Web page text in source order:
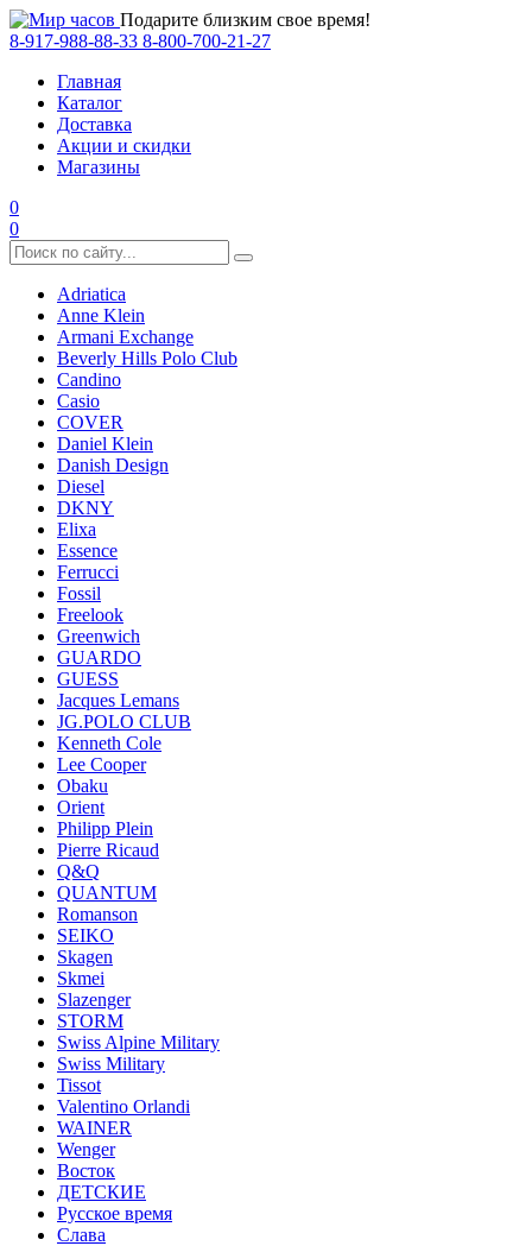
Подарите близким свое время!
8-917-988-88-33 8-800-700-21-27
Главная
Каталог
Доставка
Акции и скидки
Магазины
0
0
Adriatica
Anne Klein
Armani Exchange
Beverly Hills Polo Club
Candino
Casio
COVER
Daniel Klein
Danish Design
Diesel
DKNY
Elixa
Essence
Ferrucci
Fossil
Freelook
Greenwich
GUARDO
GUESS
Jacques Lemans
JG.POLO CLUB
Kenneth Cole
Lee Cooper
Obaku
Orient
Philipp Plein
Pierre Ricaud
Q&Q
QUANTUM
Romanson
SEIKO
Skagen
Skmei
Slazenger
STORM
Swiss Alpine Military
Swiss Military
Tissot
Valentino Orlandi
WAINER
Wenger
Восток
ДЕТСКИЕ
Русское время
Слава